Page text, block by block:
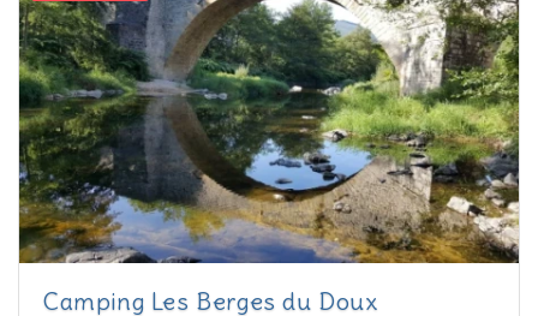
Camping Les Berges du Doux